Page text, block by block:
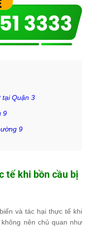
tại Quận 3
9
9
tế khi bồn cầu bị
và tác hại thực tế khi
nên chủ quan như